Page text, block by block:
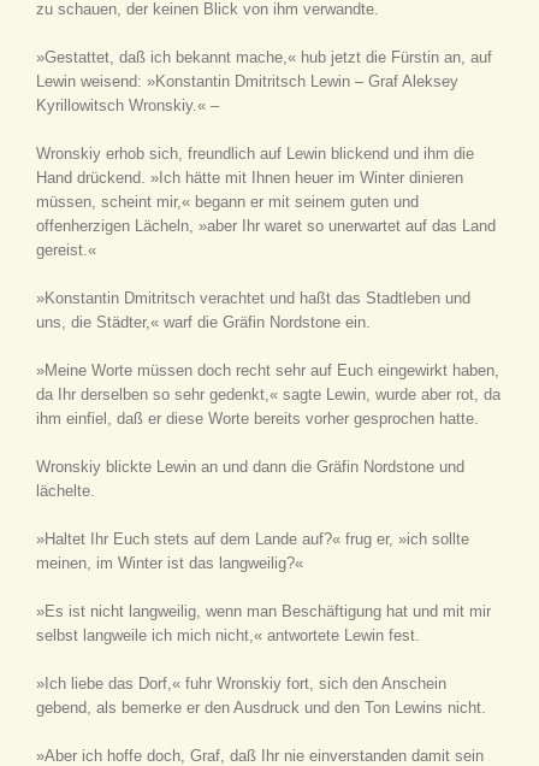
zu schauen, der keinen Blick von ihm verwandte.
»Gestattet, daß ich bekannt mache,« hub jetzt die Fürstin an, auf
Lewin weisend: »Konstantin Dmitritsch Lewin – Graf Aleksey
Kyrillowitsch Wronskiy.« –
Wronskiy erhob sich, freundlich auf Lewin blickend und ihm die
Hand drückend. »Ich hätte mit Ihnen heuer im Winter dinieren
müssen, scheint mir,« begann er mit seinem guten und
offenherzigen Lächeln, »aber Ihr waret so unerwartet auf das Land
gereist.«
»Konstantin Dmitritsch verachtet und haßt das Stadtleben und
uns, die Städter,« warf die Gräfin Nordstone ein.
»Meine Worte müssen doch recht sehr auf Euch eingewirkt haben,
da Ihr derselben so sehr gedenkt,« sagte Lewin, wurde aber rot, da
ihm einfiel, daß er diese Worte bereits vorher gesprochen hatte.
Wronskiy blickte Lewin an und dann die Gräfin Nordstone und
lächelte.
»Haltet Ihr Euch stets auf dem Lande auf?« frug er, »ich sollte
meinen, im Winter ist das langweilig?«
»Es ist nicht langweilig, wenn man Beschäftigung hat und mit mir
selbst langweile ich mich nicht,« antwortete Lewin fest.
»Ich liebe das Dorf,« fuhr Wronskiy fort, sich den Anschein
gebend, als bemerke er den Ausdruck und den Ton Lewins nicht.
»Aber ich hoffe doch, Graf, daß Ihr nie einverstanden damit sein